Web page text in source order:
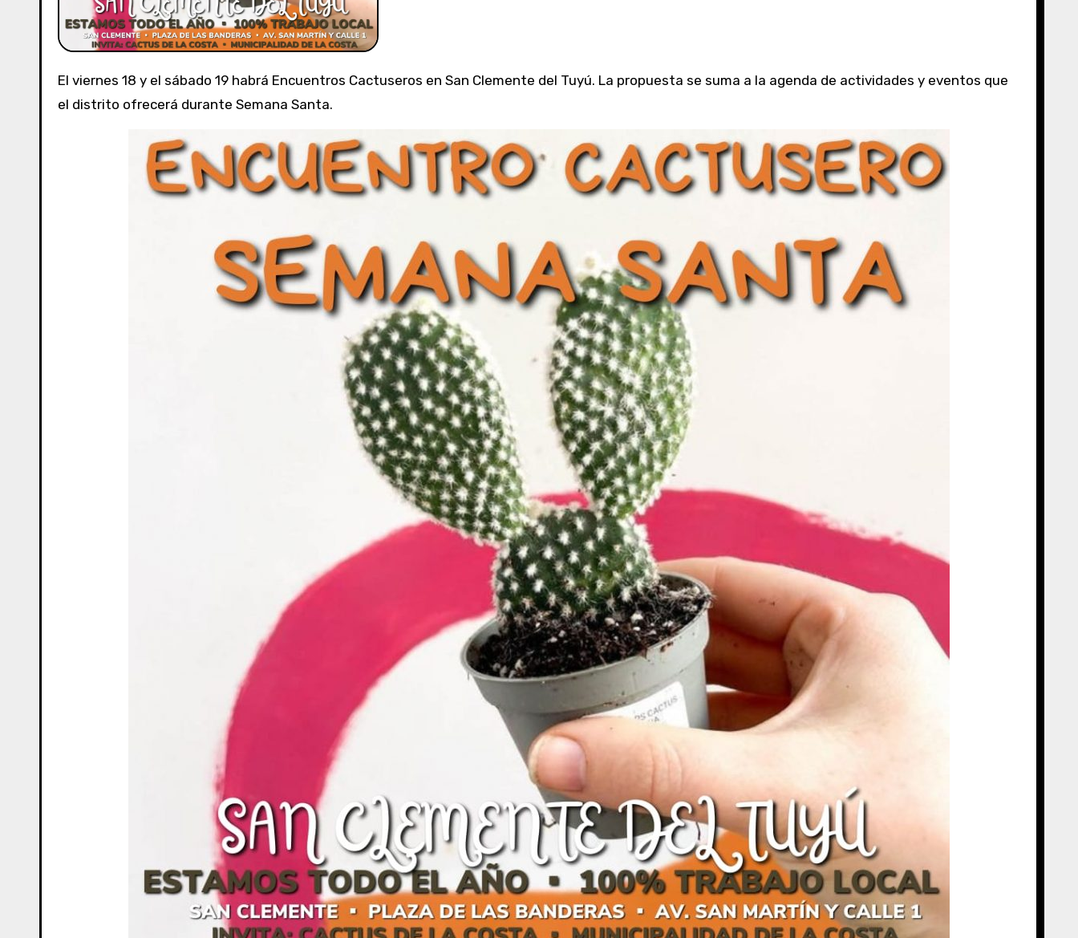
El viernes 18 y el sábado 19 habrá Encuentros Cactuseros en San Clemente del Tuyú. La propuesta se suma a la agenda de actividades y eventos que
el distrito ofrecerá durante Semana Santa.